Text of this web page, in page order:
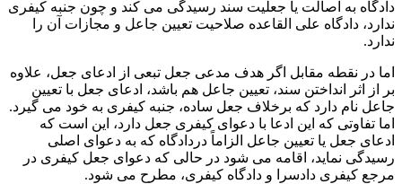
دادگاه به اصالت یا جعلیت سند رسیدگی می کند و چون جنبه کیفری
ندارد، دادگاه علی القاعده صلاحیت تعیین جاعل و مجازات آن را
ندارد.
اما در نقطه مقابل اگر هدف مدعی جعل تبعی از ادعای جعل، علاوه
بر از اثر انداختن سند، تعیین جاعل هم باشد، ادعای جعل با تعیین
جاعل نام دارد که برخلاف جعل ساده، جنبه کیفری به خود می گیرد.
اما تفاوتی که این ادعا با دعوای کیفری جعل دارد، این است که
ادعای جعل یا تعیین جاعل الزاماً دردادگاه که به دعوای اصلی
رسیدگی نماید، اقامه می شود در حالی که دعوای جعل کیفری در
مرجع کیفری دادسرا و دادگاه کیفری، مطرح می شود.